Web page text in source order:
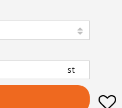
st